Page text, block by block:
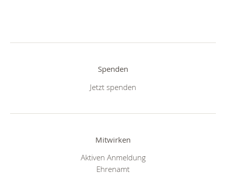
Spenden
Jetzt spenden
Mitwirken
Aktiven Anmeldung
Ehrenamt